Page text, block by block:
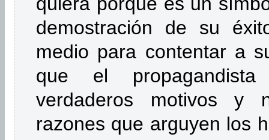
demostración de su
medio para contentar a
que el
verdaderos motivos y
razones que arguyen los